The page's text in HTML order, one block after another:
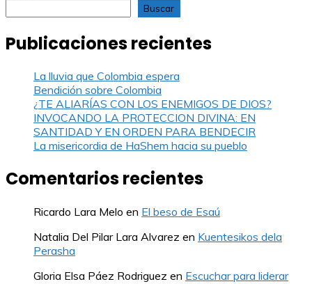
Buscar
Publicaciones recientes
La lluvia que Colombia espera
Bendición sobre Colombia
¿TE ALIARÍAS CON LOS ENEMIGOS DE DIOS?
INVOCANDO LA PROTECCION DIVINA: EN
SANTIDAD Y EN ORDEN PARA BENDECIR
La misericordia de HaShem hacia su pueblo
Comentarios recientes
Ricardo Lara Melo en El beso de Esaú
Natalia Del Pilar Lara Alvarez en Kuentesikos dela
Perasha
Gloria Elsa Páez Rodriguez en Escuchar para liderar